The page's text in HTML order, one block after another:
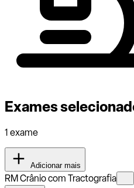
Exames
1 exame
Adicionar mais
RM Crânio com Tractografia